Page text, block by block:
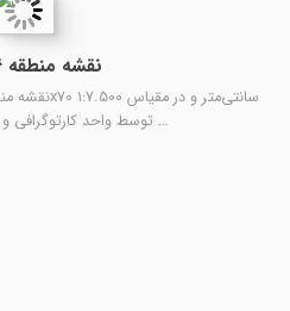
نقشه منطقه 6 تهران
توسط واحد کارتوگرافی و جغرافیایی انتشارات …